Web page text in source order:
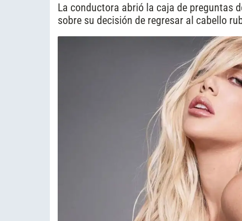
La conductora abrió la caja de preguntas
sobre su decisión de regresar al cabello